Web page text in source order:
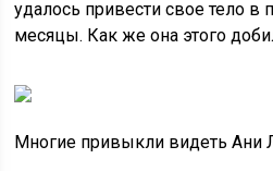
удалось привести свое тело в
месяцы. Как же она этого
Многие привыкли видеть Ани